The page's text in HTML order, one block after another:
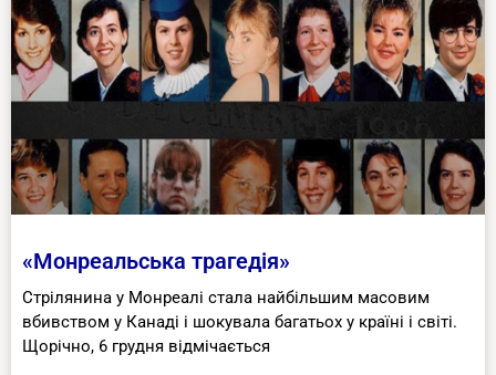
«Монреальська трагедія»
Стрілянина у Монреалі стала найбільшим масовим
вбивством у Канаді і шокувала багатьох у країні і світі.
Щорічно, 6 грудня відмічається